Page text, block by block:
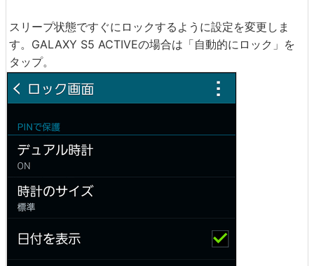
スリープ状態ですぐにロックするように設定を変更しま
す。GALAXY S5 ACTIVEの場合は「自動的にロック」を
タップ。